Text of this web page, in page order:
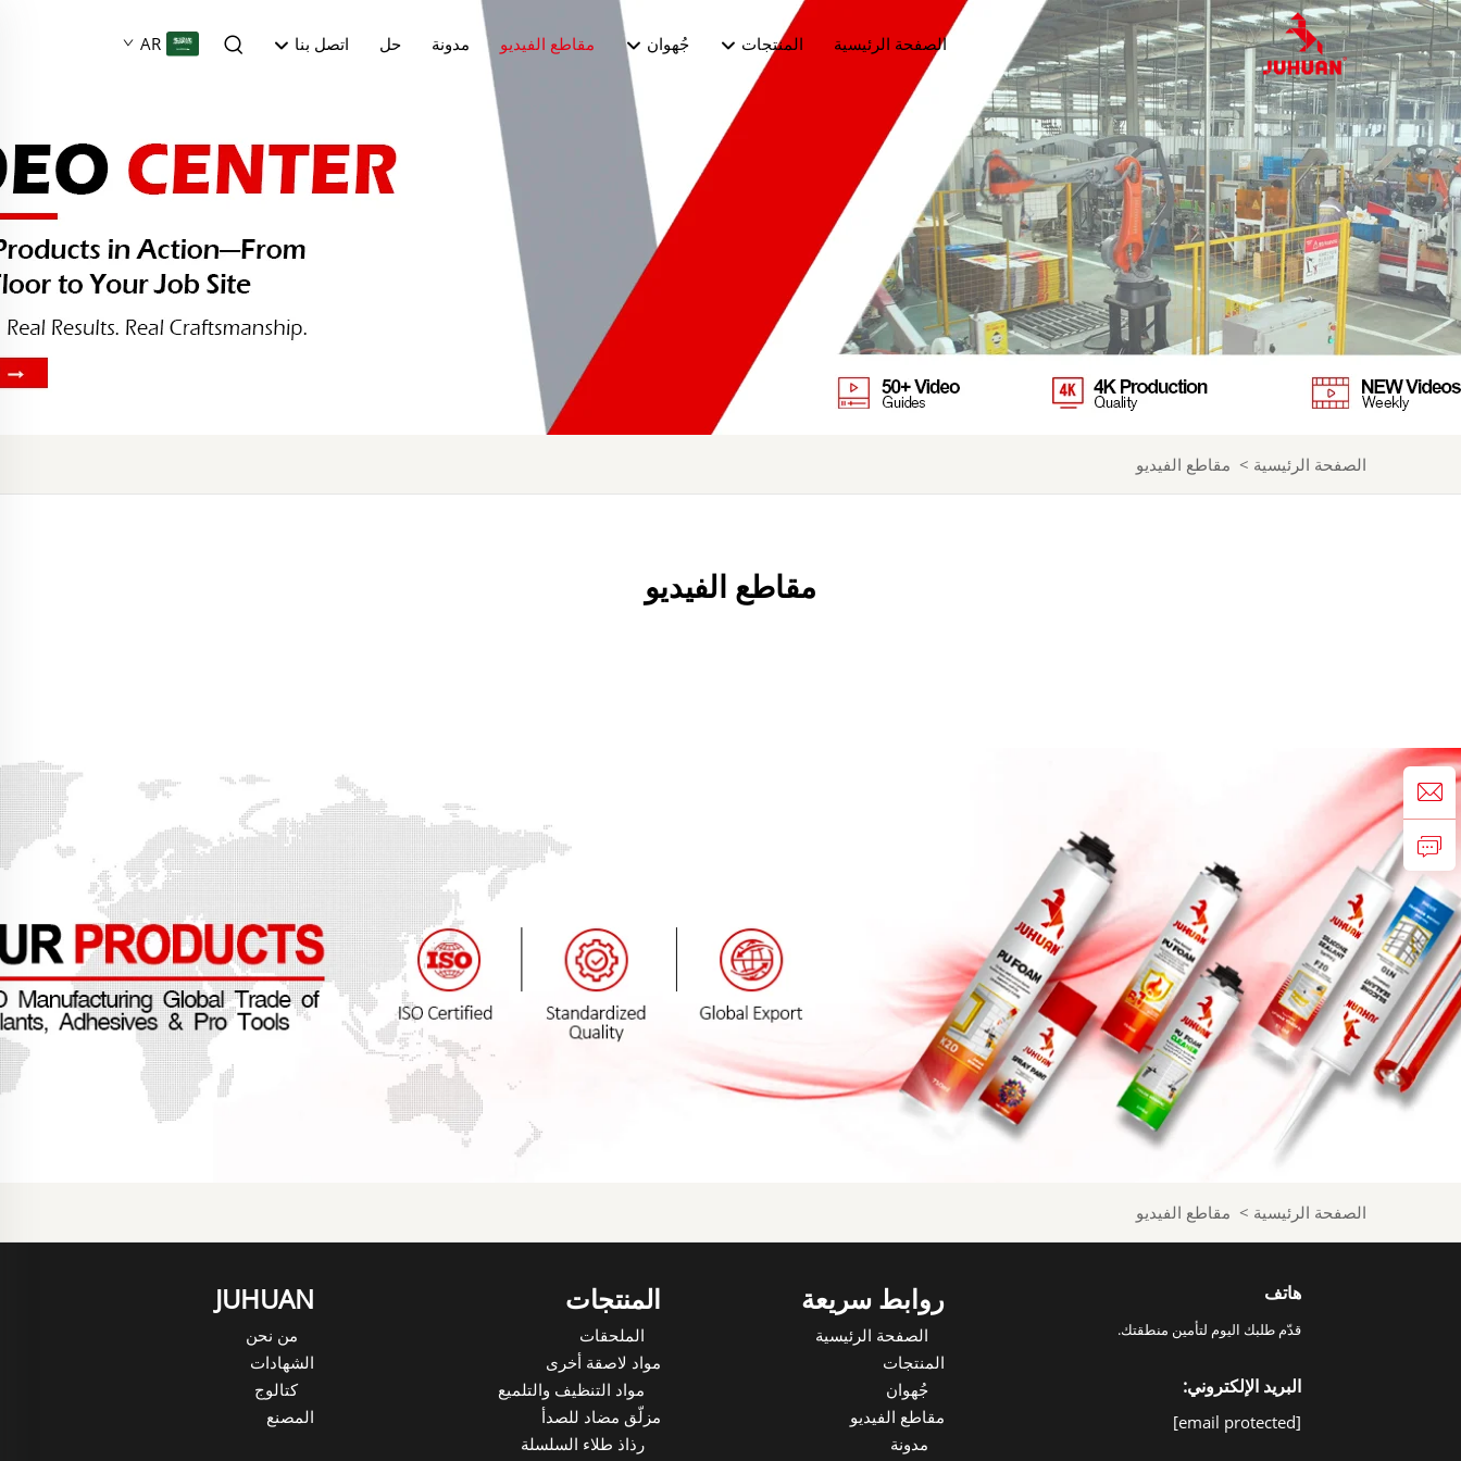
الصفحة الرئيسية المنتجات جُهوان مقاطع الفيديو مدونة حل اتصل بنا AR
الصفحة الرئيسية > مقاطع الفيديو
مقاطع الفيديو
الصفحة الرئيسية > مقاطع الفيديو
هاتف
قدّم طلبك اليوم لتأمين منطقتك.
البريد الإلكتروني:
[email protected]
روابط سريعة
الصفحة الرئيسية
المنتجات
جُهوان
مقاطع الفيديو
مدونة
المنتجات
رذاذ طلاء السلسلة
مزلّق مضاد للصدأ
مواد التنظيف والتلميع
مواد لاصقة أخرى
الملحقات
JUHUAN
من نحن
الشهادات
كتالوج
المصنع